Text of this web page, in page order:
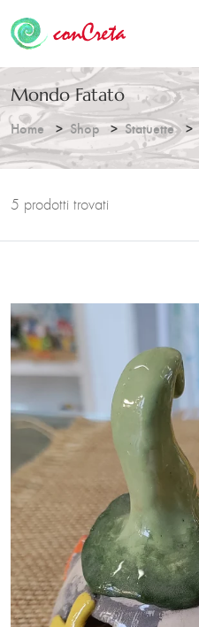
Mondo Fatato
Home Shop Statuette
5 prodotti trovati